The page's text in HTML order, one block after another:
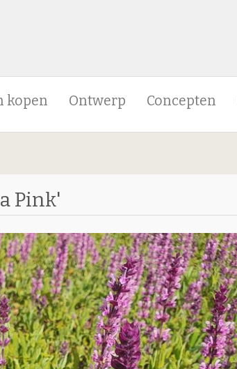
kopen Ontwerp Concepten
Pink'